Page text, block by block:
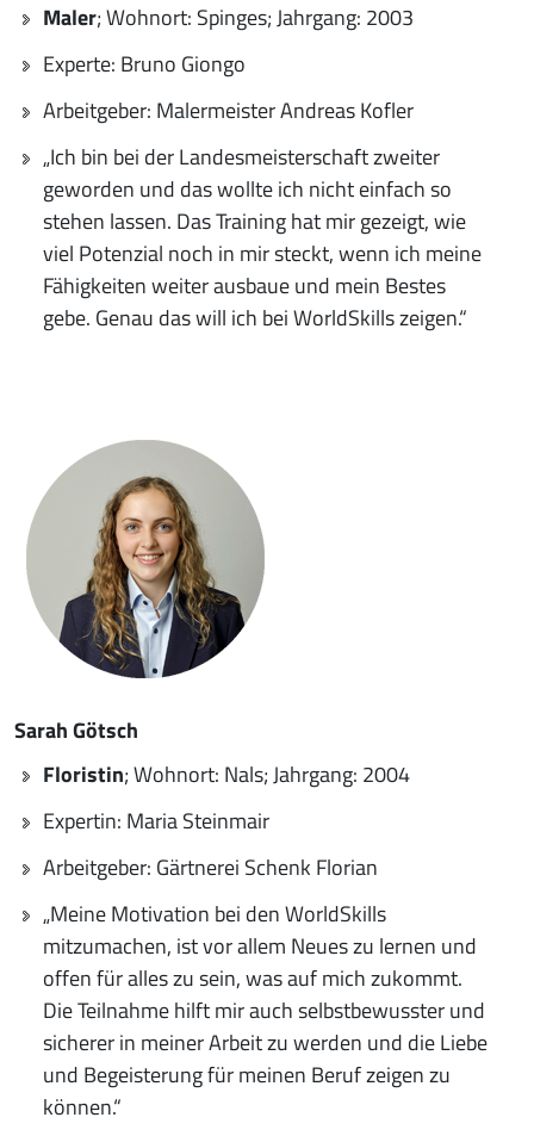
Maler; Wohnort: Spinges; Jahrgang: 2003
Experte: Bruno Giongo
Arbeitgeber: Malermeister Andreas Kofler
„Ich bin bei der Landesmeisterschaft zweiter
geworden und das wollte ich nicht einfach so
stehen lassen. Das Training hat mir gezeigt, wie
viel Potenzial noch in mir steckt, wenn ich meine
Fähigkeiten weiter ausbaue und mein Bestes
gebe. Genau das will ich bei WorldSkills zeigen.“
Sarah Götsch
Floristin; Wohnort: Nals; Jahrgang: 2004
Expertin: Maria Steinmair
Arbeitgeber: Gärtnerei Schenk Florian
„Meine Motivation bei den WorldSkills
mitzumachen, ist vor allem Neues zu lernen und
offen für alles zu sein, was auf mich zukommt.
Die Teilnahme hilft mir auch selbstbewusster und
sicherer in meiner Arbeit zu werden und die Liebe
und Begeisterung für meinen Beruf zeigen zu
können.“